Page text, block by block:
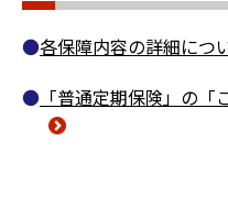
各保障内容の詳細につ
「普通定期保険」の「